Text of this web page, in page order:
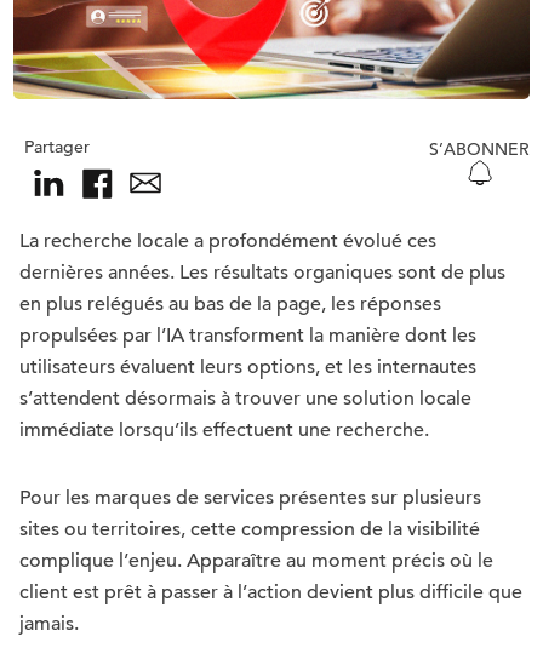
Partager S’ABONNER
La recherche locale a profondément évolué ces
dernières années. Les résultats organiques sont de plus
en plus relégués au bas de la page, les réponses
propulsées par l’IA transforment la manière dont les
utilisateurs évaluent leurs options, et les internautes
s’attendent désormais à trouver une solution locale
immédiate lorsqu’ils effectuent une recherche.
Pour les marques de services présentes sur plusieurs
sites ou territoires, cette compression de la visibilité
complique l’enjeu. Apparaître au moment précis où le
client est prêt à passer à l’action devient plus difficile que
jamais.